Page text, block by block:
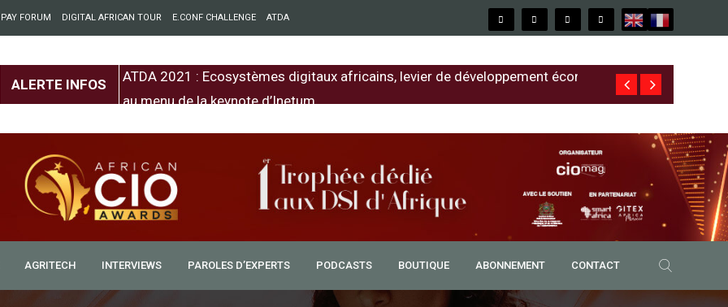
FORUM DIGITAL AFRICAN TOUR E.CONF CHALLENGE ATDA
ALERTE INFOS
l’Europe et
ATDA 2021 : Ecosystèmes digitaux africains, levier de développement économique
au menu de la keynote d’Inetum
Free au
AGRITECH INTERVIEWS PAROLES D’EXPERTS PODCASTS BOUTIQUE ABONNEMENT CONTACT
joue une grosse carte